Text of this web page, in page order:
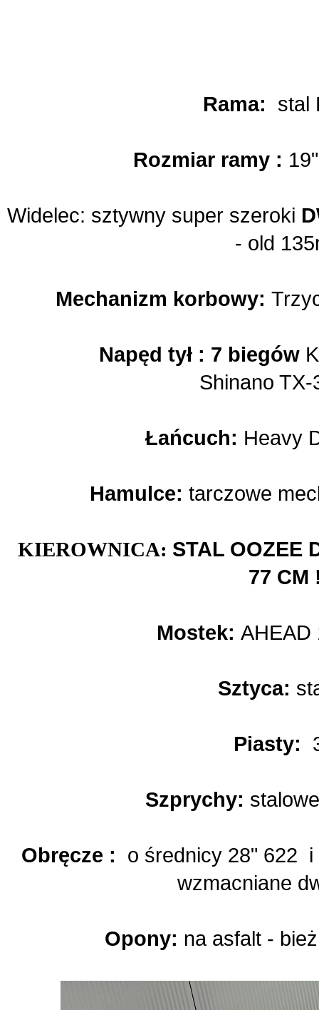
Rama: stal
Rozmiar ramy :
Widelec: sztywny super szeroki
- old
Mechanizm korbowy:
Napęd tył : 7 biegów
Shinano TX-
Łańcuch: Heavy
Hamulce: tarczowe
KIEROWNICA: STAL OOZEE
77 CM
Mostek: AHEAD
Sztyca:
Piasty:
Szprychy:
Obręcze :
o średnicy 28" 622
wzmacniane
Opony: na asfalt -